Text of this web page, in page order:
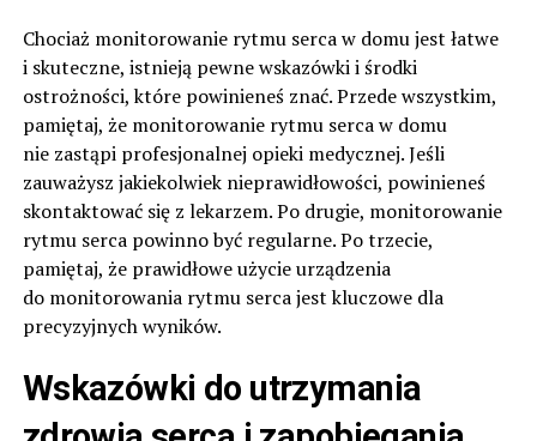
Chociaż monitorowanie rytmu serca w domu jest łatwe
i skuteczne, istnieją pewne wskazówki i środki
ostrożności, które powinieneś znać. Przede wszystkim,
pamiętaj, że monitorowanie rytmu serca w domu
nie zastąpi profesjonalnej opieki medycznej. Jeśli
zauważysz jakiekolwiek nieprawidłowości, powinieneś
skontaktować się z lekarzem. Po drugie, monitorowanie
rytmu serca powinno być regularne. Po trzecie,
pamiętaj, że prawidłowe użycie urządzenia
do monitorowania rytmu serca jest kluczowe dla
precyzyjnych wyników.
Wskazówki do utrzymania